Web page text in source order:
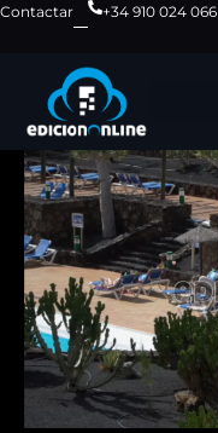
Ir
contenido
Contactar
+34 910 024 066
Turistas
descansando
en
tumbonas
de
hotel
en
la
costa
cantidad